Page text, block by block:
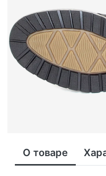
О товаре